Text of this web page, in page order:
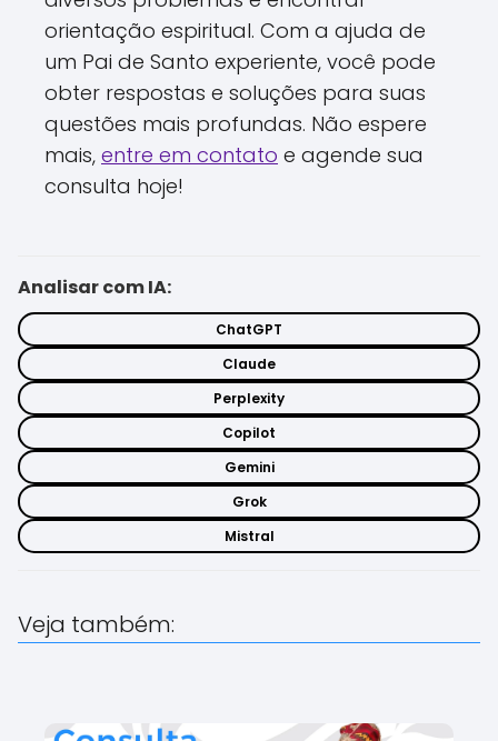
orientação espiritual. Com a ajuda de
um Pai de Santo experiente, você pode
obter respostas e soluções para suas
questões mais profundas. Não espere
mais, entre em contato e agende sua
consulta hoje!
Analisar com IA:
ChatGPT
Claude
Perplexity
Copilot
Gemini
Grok
Mistral
Veja também: